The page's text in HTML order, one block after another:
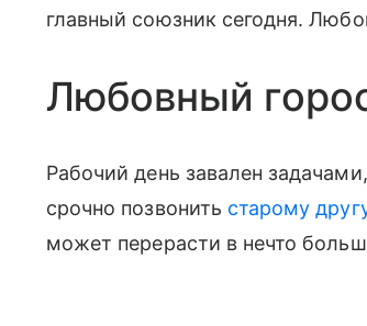
главный союзник сегодня.
Любовный
Рабочий день завален
срочно позвонить старому
может перерасти в нечто